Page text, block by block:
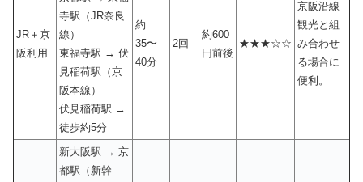
JR＋京
阪利用
寺駅（JR奈良
線）
東福寺駅 → 伏
見稲荷駅（京
阪本線）
伏見稲荷駅 →
徒歩約5分
約
35〜
40分
2回
約600
円前後
★★★☆☆
京阪沿線
観光と組
み合わせ
る場合に
便利。
新大阪駅 → 京
都駅（新幹